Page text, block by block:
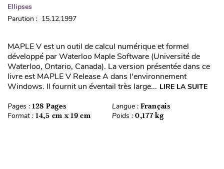
Ellipses
Parution : 15.12.1997
MAPLE V est un outil de calcul numérique et formel
développé par Waterloo Maple Software (Université de
Waterloo, Ontario, Canada). La version présentée dans ce
livre est MAPLE V Release A dans l'environnement
Windows. Il fournit un éventail très large... LIRE LA SUITE
Pages : 128 Pages Langue : Français
Format : 14,5 cm x 19 cm Poids : 0,177 kg